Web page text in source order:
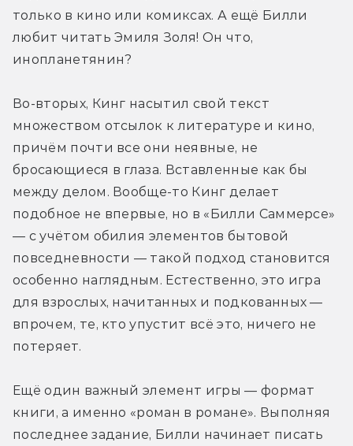
только в кино или комиксах. А ещё Билли
любит читать Эмиля Золя! Он что,
инопланетянин?
Во-вторых, Кинг насытил свой текст
множеством отсылок к литературе и кино,
причём почти все они неявные, не
бросающиеся в глаза. Вставленные как бы
между делом. Вообще-то Кинг делает
подобное не впервые, но в «Билли Саммерсе»
— с учётом обилия элементов бытовой
повседневности — такой подход становится
особенно наглядным. Естественно, это игра
для взрослых, начитанных и подкованных —
впрочем, те, кто упустит всё это, ничего не
потеряет.
Ещё один важный элемент игры — формат
книги, а именно «роман в романе». Выполняя
последнее задание, Билли начинает писать